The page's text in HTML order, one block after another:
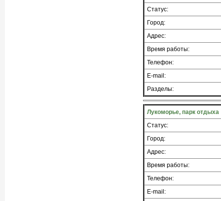
Статус:
Город:
Адрес:
Время работы:
Телефон:
E-mail:
Разделы:
Лукоморье, парк отдыха
Статус:
Город:
Адрес:
Время работы:
Телефон:
E-mail: